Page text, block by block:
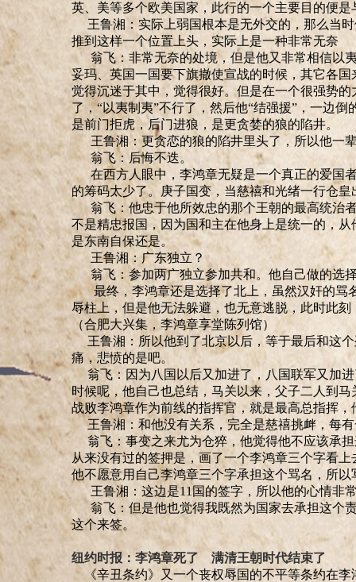
英、美等多个欧美国家，此行的一个主要目的便
王鲁湘：实际上弱国根本是无外交的，那么当
推到这样一个位置上头，实际上是一种非常无奈
翁飞：非常无奈的处境，但是他又非常相信以
妥玛、 英国一国要下旗撤使宣战的时候，其它各
觉得沉迷于其中 ， 觉得很好。但是在一个很强势的
了，“以夷制夷”不行了，然后他“结强援” ，一边倒
是前门拒虎，后门进狼，是更贪婪的狼的陷井。
王鲁湘：更贪恋的狼的陷井里头了，所以他一
翁飞：后悔不迭。
在西方人眼中，李鸿章无疑是一个真正的爱国
的筹码太少了。庚子国变，当慈禧和光绪一行仓
翁飞：他忠于他所效忠的那个王朝的最高统治
不是精忠报国，因为国和主在他身上是统一的，
是东南自保还是。
王鲁湘：广东独立？
翁飞：参加两广独立参加共和。 他自己做的选
最终，李鸿章还是选择了北上，虽然汉奸的骂
辱柱上，但是他无法躲避，也无意逃脱，此时此
（合肥大兴集，李鸿章享堂陈列馆）
王鲁湘：所以他到了北京以后，等于最后和这
痛，悲愤的是吧。
翁飞：因为八国以后又加进了，八国联军又加进
时候呢，他自己也总结，马关以来，父子二人到
战败李鸿章作为前线的指挥官，就是最高总指挥
王鲁湘：和他没有关系，完全是慈禧挑衅，每
翁飞：事变之来尤为仓猝，他觉得他不应该承
从来没有过的签押是，画了一个李鸿章三个字看
他不愿意用自己李鸿章三个字承担这个骂名，所
王鲁湘：这边是11国的签字，所以他的心情非
翁飞：但是他也觉得我既然为国家去承担这个
这个来签。
纽约时报：李鸿章死了 满清王朝时代结束了
《辛丑条约》又一个丧权辱国的不平等条约在李